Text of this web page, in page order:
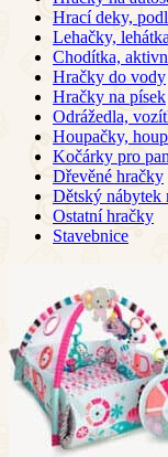
Hrací deky,
Lehačky,
Chodítka,
Hračky do vody
Hračky na písek
Odrážedla,
Houpačky,
Kočárky pro
Dřevěné hračky
Dětský nábytek
Ostatní hračky
Stavebnice